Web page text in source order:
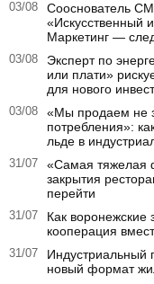
03/08
Сооснователь
«Искусственный
Маркетинг —
03/08
Эксперт по
или плати»
для нового
03/08
«Мы продаем не
потребления»:
льде в
31/07
«Самая тяжелая
закрытия
перейти
31/07
Как
кооперация
31/07
Индустриальный
новый формат